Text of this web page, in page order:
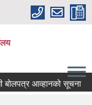
आव्हानको सूचना